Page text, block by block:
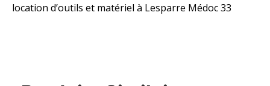
location d’outils et matériel à Lesparre Médoc 33